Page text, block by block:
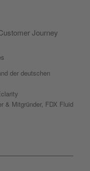
Journey
der deutschen
& Mitgründer, FDX Fluid